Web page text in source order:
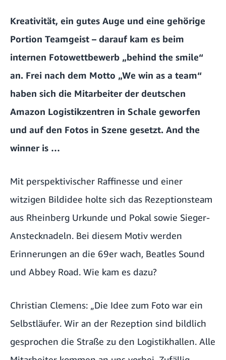
Kreativität, ein gutes Auge und eine gehörige
Portion Teamgeist – darauf kam es beim
internen Fotowettbewerb „behind the smile“
an. Frei nach dem Motto „We win as a team“
haben sich die Mitarbeiter der deutschen
Amazon Logistikzentren in Schale geworfen
und auf den Fotos in Szene gesetzt. And the
winner is …
Mit perspektivischer Raffinesse und einer
witzigen Bildidee holte sich das Rezeptionsteam
aus Rheinberg Urkunde und Pokal sowie Sieger-
Anstecknadeln. Bei diesem Motiv werden
Erinnerungen an die 69er wach, Beatles Sound
und Abbey Road. Wie kam es dazu?
Christian Clemens: „Die Idee zum Foto war ein
Selbstläufer. Wir an der Rezeption sind bildlich
gesprochen die Straße zu den Logistikhallen. Alle